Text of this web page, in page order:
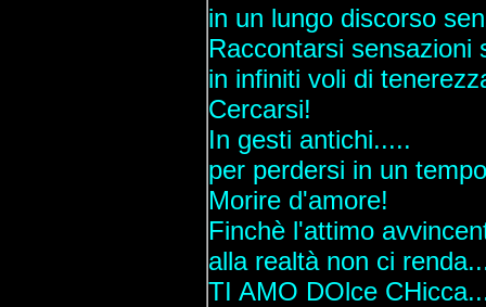
in un lungo discorso
Raccontarsi sensazioni
in infiniti voli di
Cercarsi!
In gesti antichi.....
per perdersi in un
Morire d'amore!
Finchè l'attimo
alla realtà non ci
TI AMO DOlce